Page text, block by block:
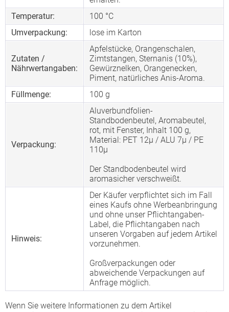
Temperatur:
100 °C
Umverpackung:
lose im Karton
Zutaten /
Nährwertangaben:
Apfelstücke, Orangenschalen,
Zimtstangen, Sternanis (10%),
Gewürznelken, Orangenecken,
Piment, natürliches Anis-Aroma.
Füllmenge:
100 g
Verpackung:
Aluverbundfolien-
Standbodenbeutel, Aromabeutel,
rot, mit Fenster, Inhalt 100 g,
Material: PET 12µ / ALU 7µ / PE
110µ
Der Standbodenbeutel wird
aromasicher verschweißt.
Hinweis:
Der Käufer verpflichtet sich im Fall
eines Kaufs ohne Werbeanbringung
und ohne unser Pflichtangaben-
Label, die Pflichtangaben nach
unseren Vorgaben auf jedem Artikel
vorzunehmen.
Großverpackungen oder
abweichende Verpackungen auf
Anfrage möglich.
Wenn Sie weitere Informationen zu dem Artikel